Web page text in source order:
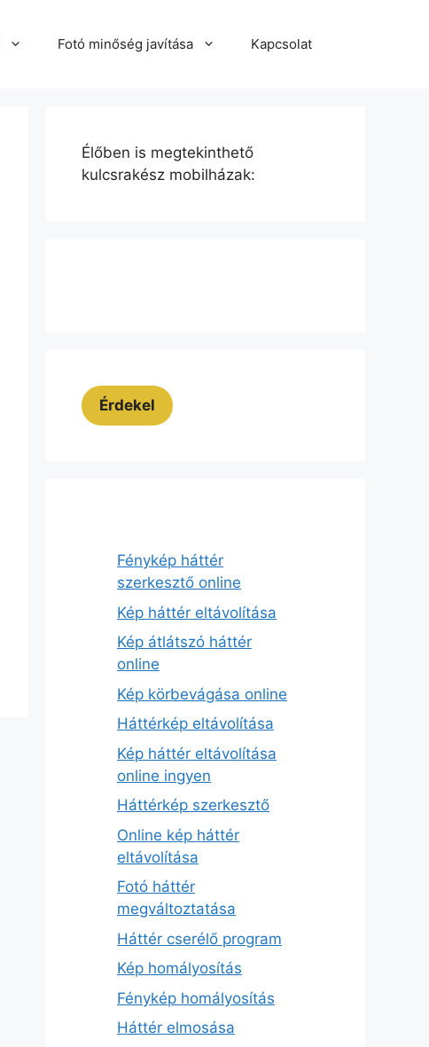
Fotó minőség javítása Kapcsolat
Élőben is megtekinthető
kulcsrakész mobilházak:
Érdekel
Fénykép háttér
szerkesztő online
Kép háttér eltávolítása
Kép átlátszó háttér
online
Kép körbevágása online
Háttérkép eltávolítása
Kép háttér eltávolítása
online ingyen
Háttérkép szerkesztő
Online kép háttér
eltávolítása
Fotó háttér
megváltoztatása
Háttér cserélő program
Kép homályosítás
Fénykép homályosítás
Háttér elmosása